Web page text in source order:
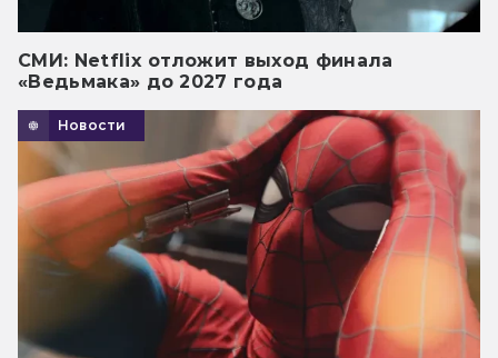
СМИ: Netflix отложит выход финала
«Ведьмака» до 2027 года
Новости